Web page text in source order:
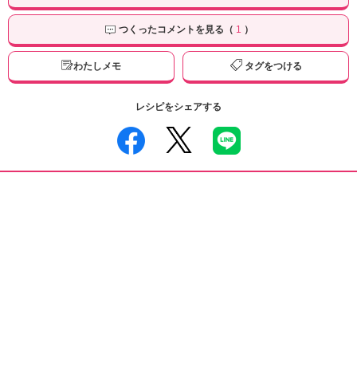
つくったコメントを見る（ 1 ）
わたしメモ タグをつける
レシピをシェアする